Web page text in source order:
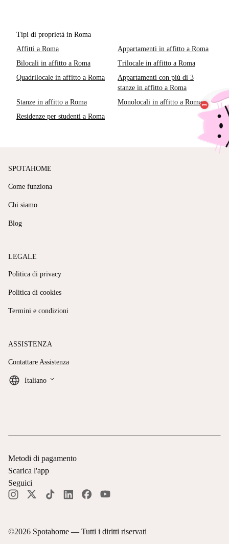
Tipi di proprietà in Roma
Affitti a Roma
Appartamenti in affitto a Roma
Bilocali in affitto a Roma
Trilocale in affitto a Roma
Quadrilocale in affitto a Roma
Appartamenti con più di 3
stanze in affitto a Roma
Stanze in affitto a Roma
Monolocali in affitto a Roma
Residenze per studenti a Roma
SPOTAHOME
Come funziona
Chi siamo
Blog
LEGALE
Politica di privacy
Politica di cookies
Termini e condizioni
ASSISTENZA
Contattare Assistenza
Italiano keyboard_arrow_down
©2026 Spotahome — Tutti i diritti riservati
Metodi di pagamento
Scarica l'app
Seguici